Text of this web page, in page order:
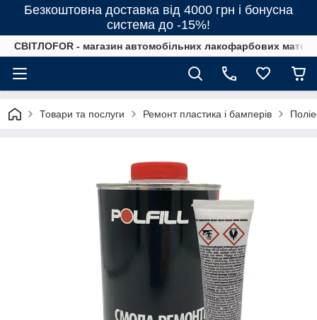
Безкоштовна доставка від 4000 грн і бонусна
система до -15%!
СВІТЛОFOR - магазин автомобільних лакофарбових
Товари та послуги Ремонт пластика і бамперів